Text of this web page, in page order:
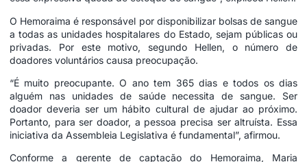
O Hemoraima é responsável por disponibilizar bolsas de sangue
a todas as unidades hospitalares do Estado, sejam públicas ou
privadas. Por este motivo, segundo Hellen, o número de
doadores voluntários causa preocupação.
“É muito preocupante. O ano tem 365 dias e todos os dias
alguém nas unidades de saúde necessita de sangue. Ser
doador deveria ser um hábito cultural de ajudar ao próximo.
Portanto, para ser doador, a pessoa precisa ser altruísta. Essa
iniciativa da Assembleia Legislativa é fundamental”, afirmou.
Conforme a gerente de captação do Hemoraima, Maria